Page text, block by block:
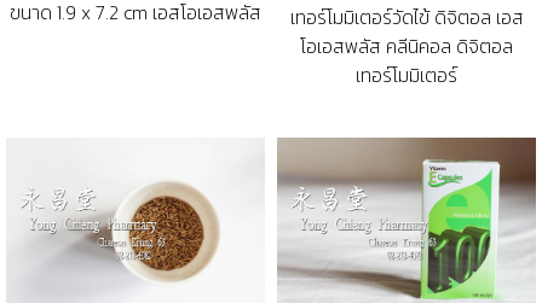
ขนาด 1.9 x 7.2 cm เอสโอเอสพลัส
เทอร์โมมิเตอร์วัดไข้ ดิจิตอล เอส
โอเอสพลัส คลีนิคอล ดิจิตอล
เทอร์โมมิเตอร์